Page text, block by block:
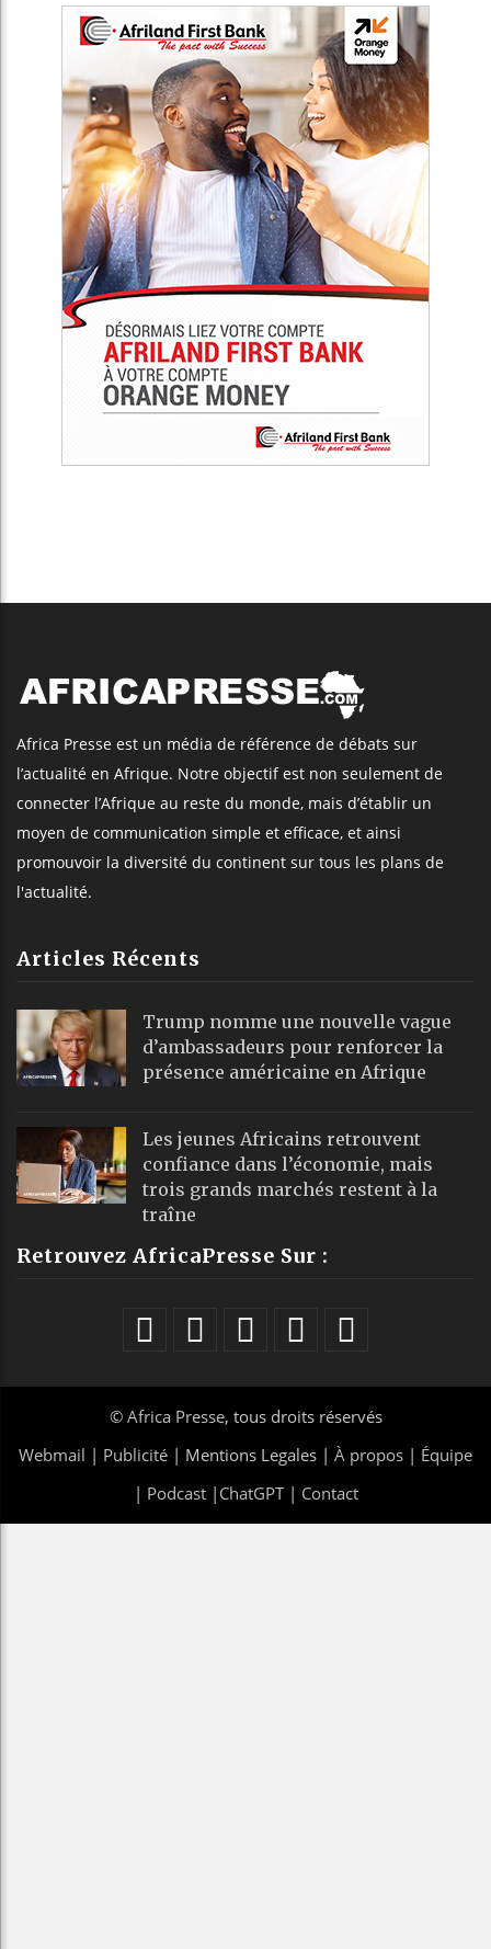
Africa Presse est un média de référence de débats sur
l’actualité en Afrique. Notre objectif est non seulement de
connecter l’Afrique au reste du monde, mais d’établir un
moyen de communication simple et efficace, et ainsi
promouvoir la diversité du continent sur tous les plans de
l'actualité.
Articles Récents
Trump nomme une nouvelle vague
d’ambassadeurs pour renforcer la
présence américaine en Afrique
Les jeunes Africains retrouvent
confiance dans l’économie, mais
trois grands marchés restent à la
traîne
Retrouvez AfricaPresse Sur :
© Africa Presse, tous droits réservés
Webmail | Publicité | Mentions Legales | À propos | Équipe
| Podcast| ChatGPT| Contact